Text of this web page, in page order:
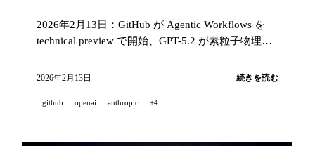
2026年2月13日：GitHub が Agentic Workflows を
technical preview で開始、GPT-5.2 が素粒子物理学
ョンに対する Lockdown Mode を導入、Anthropic
2026年2月13日 続きを読む
github openai anthropic +4